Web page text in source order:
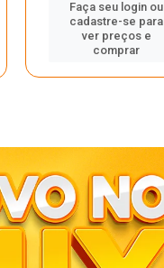
Faça seu login ou
cadastre-se para
ver preços e
comprar